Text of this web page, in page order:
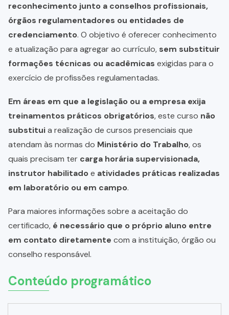
reconhecimento junto a conselhos profissionais,
órgãos regulamentadores ou entidades de
credenciamento. O objetivo é oferecer conhecimento
e atualização para agregar ao currículo, sem substituir
formações técnicas ou acadêmicas exigidas para o
exercício de profissões regulamentadas.
Em áreas em que a legislação ou a empresa exija
treinamentos práticos obrigatórios, este curso não
substituia realização de cursos presenciais que
atendam às normas do Ministério do Trabalho, os
quais precisam ter carga horária supervisionada,
instrutor habilitadoe atividades práticas realizadas
em laboratório ou em campo.
Para maiores informações sobre a aceitação do
certificado, é necessário que o próprio aluno entre
em contato diretamente com a instituição, órgão ou
conselho responsável.
Conteúdo programático